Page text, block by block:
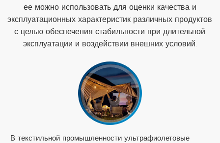
ее можно использовать для оценки качества и
эксплуатационных характеристик различных продуктов
с целью обеспечения стабильности при длительной
эксплуатации и воздействии внешних условий.
В текстильной промышленности ультрафиолетовые